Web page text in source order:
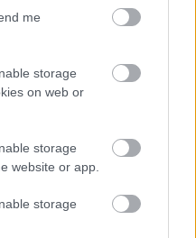
me
storage
on web or
storage
website or app.
storage
Corsair MM300 2XL -